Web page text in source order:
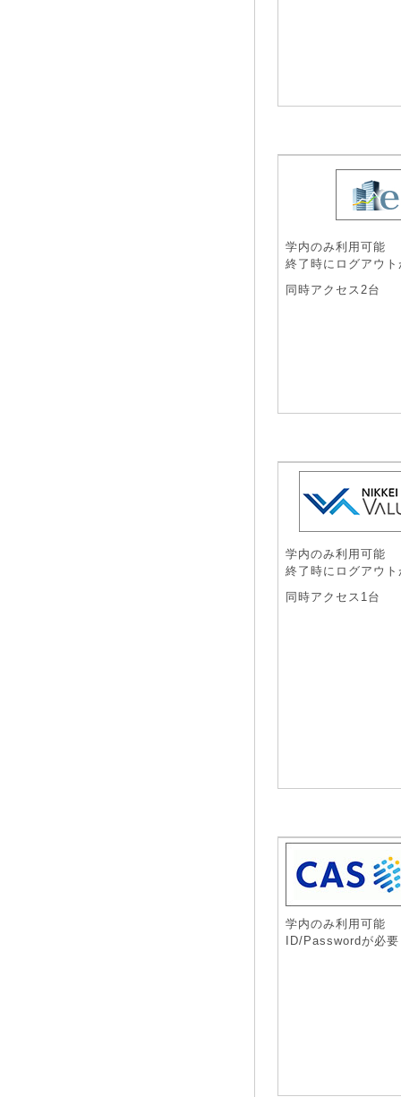
学内のみ利用可能
終了時にログアウ
同時アクセス2台
学内のみ利用可能
終了時にログアウ
同時アクセス1台
学内のみ利用可能
ID/Passwordが必要